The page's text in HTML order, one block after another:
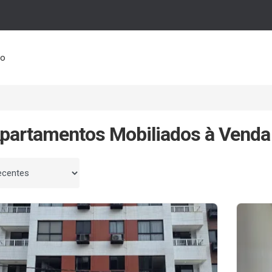
Mobiliados à Venda